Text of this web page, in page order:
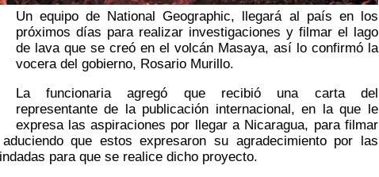
Un equipo de National Geographic, llegará al país en los
próximos días para realizar investigaciones y filmar el lago
de lava que se creó en el volcán Masaya, así lo confirmó la
vocera del gobierno, Rosario Murillo.
La funcionaria agregó que recibió una carta del
representante de la publicación internacional, en la que le
expresa las aspiraciones por llegar a Nicaragua, para filmar
que estos expresaron su agradecimiento por las
para que se realice dicho proyecto.